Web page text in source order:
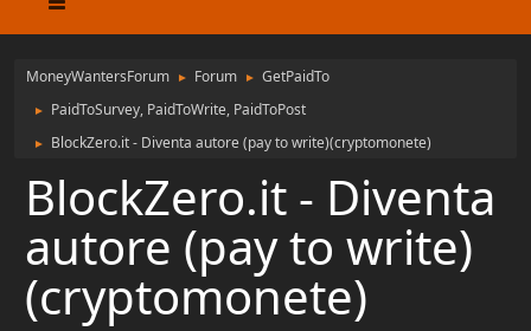
MoneyWantersForum ► Forum ► GetPaidTo
► PaidToSurvey, PaidToWrite, PaidToPost
► BlockZero.it - Diventa autore (pay to write)(cryptomonete)
BlockZero.it - Diventa
autore (pay to write)
(cryptomonete)